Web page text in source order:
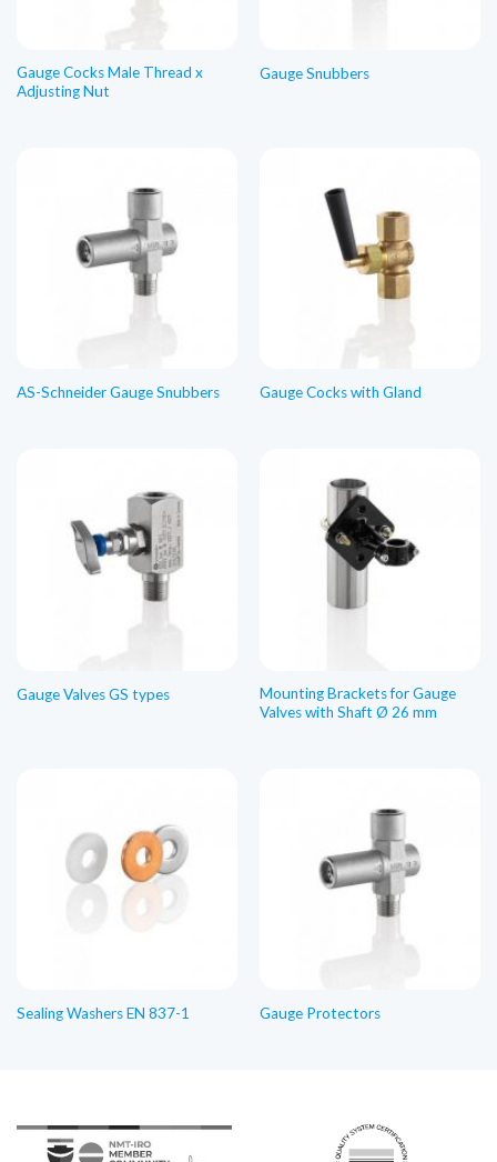
Gauge Cocks Male Thread x
Adjusting Nut
Gauge Snubbers
AS-Schneider Gauge Snubbers Gauge Cocks with Gland
Gauge Valves GS types
Mounting Brackets for Gauge
Valves with Shaft Ø 26 mm
Sealing Washers EN 837-1 Gauge Protectors